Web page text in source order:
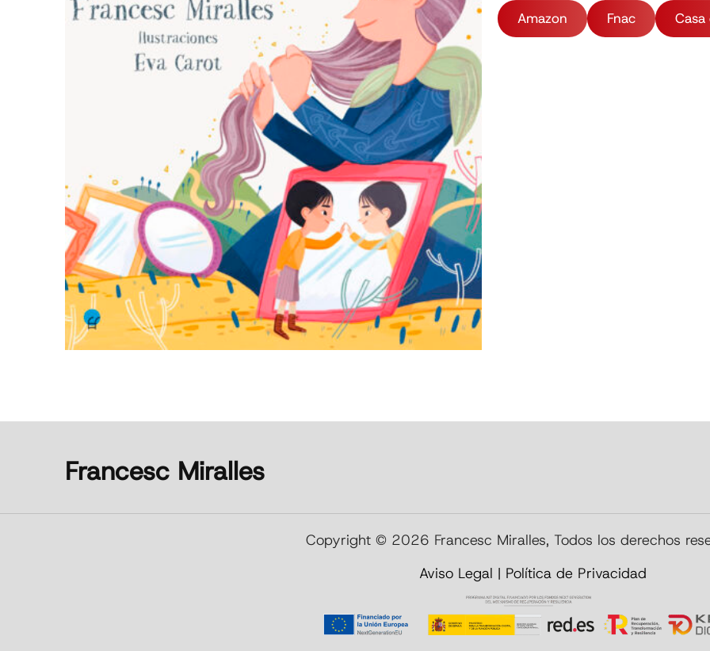
Amazon Fnac Casa
Francesc Miralles
Copyright © 2026 Francesc Miralles, Todos los derechos
Aviso Legal | Política de Privacidad